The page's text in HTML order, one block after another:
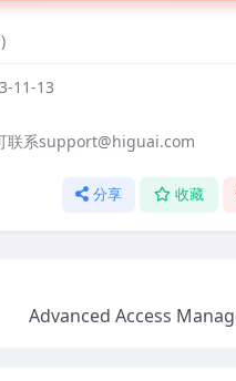
11-13
联系support@higuai.com
分享 收藏
Advanced Access